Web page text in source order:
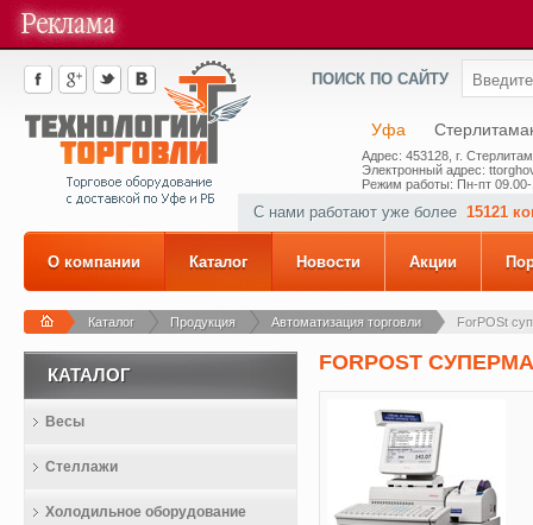
ПОИСК ПО САЙТУ
Уфа
Адрес: 453128, г.
Электронный адрес:
Режим работы: Пн-пт
С нами работают уже более 15121
О компании Каталог Новости Акции
Каталог Продукция Автоматизация торговли ForPOSt
FORPOST
КАТАЛОГ
Весы
Стеллажи
Холодильное оборудование